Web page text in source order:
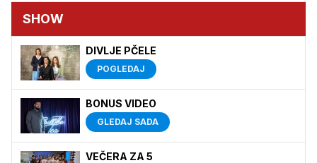
SHOW
DIVLJE PČELE
POGLEDAJ
BONUS VIDEO
GLEDAJ SADA
VEČERA ZA 5